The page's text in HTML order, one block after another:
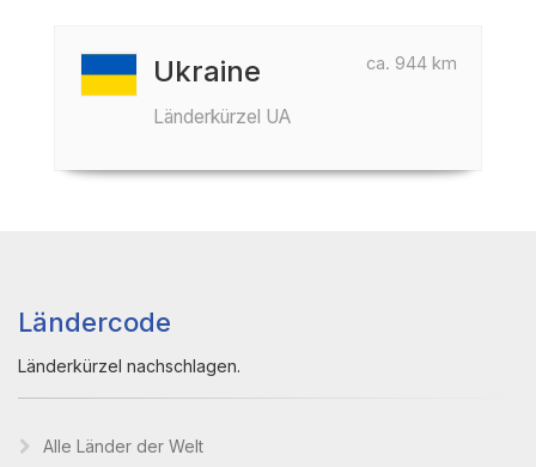
ca. 944 km
Ukraine
Länderkürzel UA
Ländercode
Länderkürzel nachschlagen.
Alle Länder der Welt